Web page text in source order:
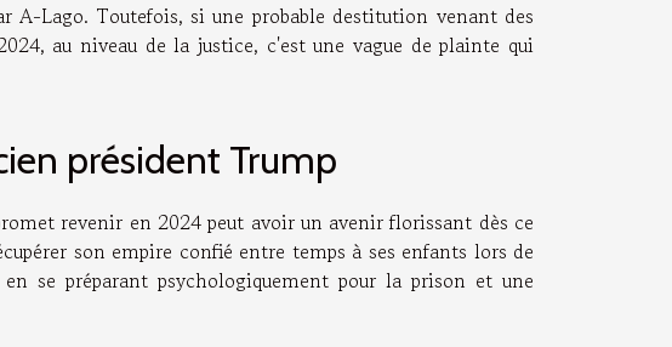
A-Lago. Toutefois, si une probable destitution venant des
au niveau de la justice, c'est une vague de plainte qui
président Trump
revenir en 2024 peut avoir un avenir florissant dès ce
son empire confié entre temps à ses enfants lors de
se préparant psychologiquement pour la prison et une